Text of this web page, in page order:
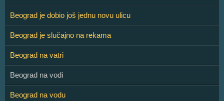
Beograd je dobio još jednu novu ulicu
Beograd je slučajno na rekama
Beograd na vatri
Beograd na vodi
Beograd na vodu